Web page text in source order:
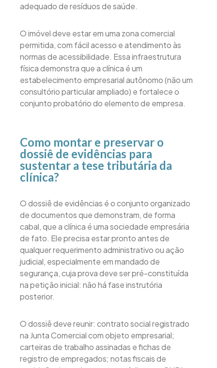
adequado de resíduos de saúde.
O imóvel deve estar em uma zona comercial
permitida, com fácil acesso e atendimento às
normas de acessibilidade. Essa infraestrutura
física demonstra que a clínica é um
estabelecimento empresarial autônomo (não um
consultório particular ampliado) e fortalece o
conjunto probatório do elemento de empresa.
Como montar e preservar o
dossiê de evidências para
sustentar a tese tributária da
clínica?
O dossiê de evidências é o conjunto organizado
de documentos que demonstram, de forma
cabal, que a clínica é uma sociedade empresária
de fato. Ele precisa estar pronto antes de
qualquer requerimento administrativo ou ação
judicial, especialmente em mandado de
segurança, cuja prova deve ser pré-constituída
na petição inicial: não há fase instrutória
posterior.
O dossiê deve reunir: contrato social registrado
na Junta Comercial com objeto empresarial;
carteiras de trabalho assinadas e fichas de
registro de empregados; notas fiscais de